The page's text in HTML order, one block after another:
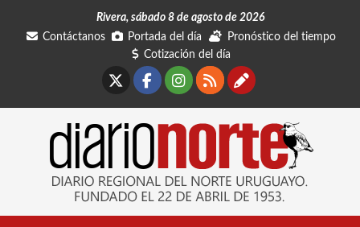
Rivera, sábado 8 de agosto de 2026
Contáctanos
Portada del día
Pronóstico del tiempo
Cotización del día
Facebook
Instagram
RSSContáctanos